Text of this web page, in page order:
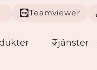
Teamviewer
Tjänster